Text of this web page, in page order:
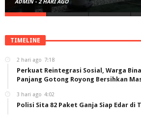
ADMIN - 3 HARI AGO
TIMELINE
2 hari ago 7:18
Perkuat Reintegrasi Sosial, Warga
Panjang Gotong Royong Bersihkan
3 hari ago 4:02
Polisi Sita 82 Paket Ganja Siap Edar di